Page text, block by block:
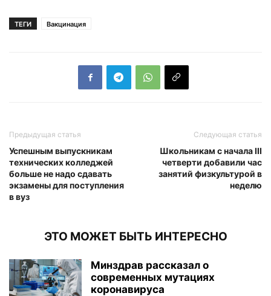
ТЕГИ Вакцинация
Предыдущая статья
Успешным выпускникам
технических колледжей
больше не надо сдавать
экзамены для поступления
в вуз
Следующая статья
Школьникам с начала III
четверти добавили час
занятий физкультурой в
неделю
ЭТО МОЖЕТ БЫТЬ ИНТЕРЕСНО
Минздрав рассказал о
современных мутациях
коронавируса